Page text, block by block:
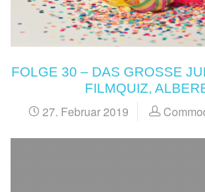
FOLGE 30 – DAS GROSSE
ILMQUIZ,
27. Februar 2019